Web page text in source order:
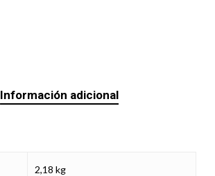
Información adicional
2,18 kg